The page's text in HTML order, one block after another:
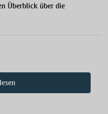
Überblick über die